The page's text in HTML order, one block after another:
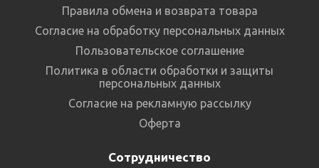
Правила обмена и возврата товара
Согласие на обработку персональных данных
Пользовательское соглашение
Политика в области обработки и защиты
персональных данных
Согласие на рекламную рассылку
Оферта
Сотрудничество